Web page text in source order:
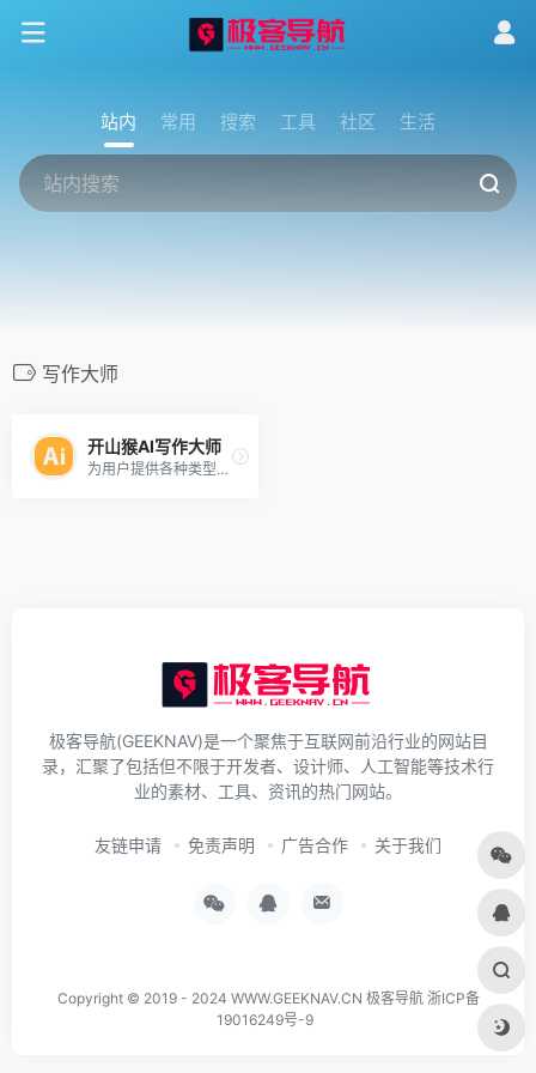
站内 常用 搜索 工具 社区 生活
写作大师
开山猴AI写作大师
为用户提供各种类型和领域的文章撰写！
极客导航(GEEKNAV)是一个聚焦于互联网前沿行业的网站目
录，汇聚了包括但不限于开发者、设计师、人工智能等技术行
业的素材、工具、资讯的热门网站。
友链申请 免责声明 广告合作 关于我们
Copyright © 2019 - 2024 WWW.GEEKNAV.CN 极客导航 浙ICP备
19016249号-9